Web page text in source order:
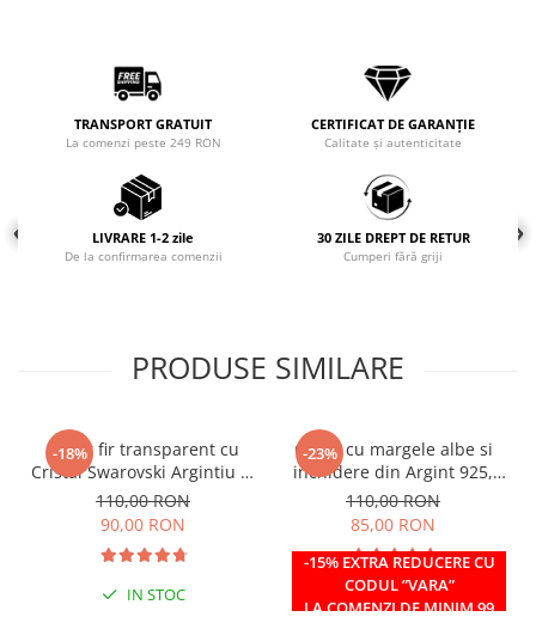
Coliere cu pietre semiprețioase
TRANSPORT GRATUIT
La comenzi peste 249 RON
CERTIFICAT DE GARANȚIE
Calitate și autenticitate
LIVRARE 1-2 zile
De la confirmarea comenzii
30 ZILE DREPT DE RETUR
Cumperi fără griji
PRODUSE SIMILARE
-18%
Colier fir transparent cu
Cristal Swarovski Argintiu in
Caseta din Argint 925
110,00 RON
90,00 RON
IN STOC
-23%
-15% EXTRA REDUCERE CU
CODUL ”VARA”
LA COMENZI DE MINIM 99
Colier cu margele albe si
inchidere din Argint 925,
reglabil 38-41 cm
110,00 RON
85,00 RON
IN STOC